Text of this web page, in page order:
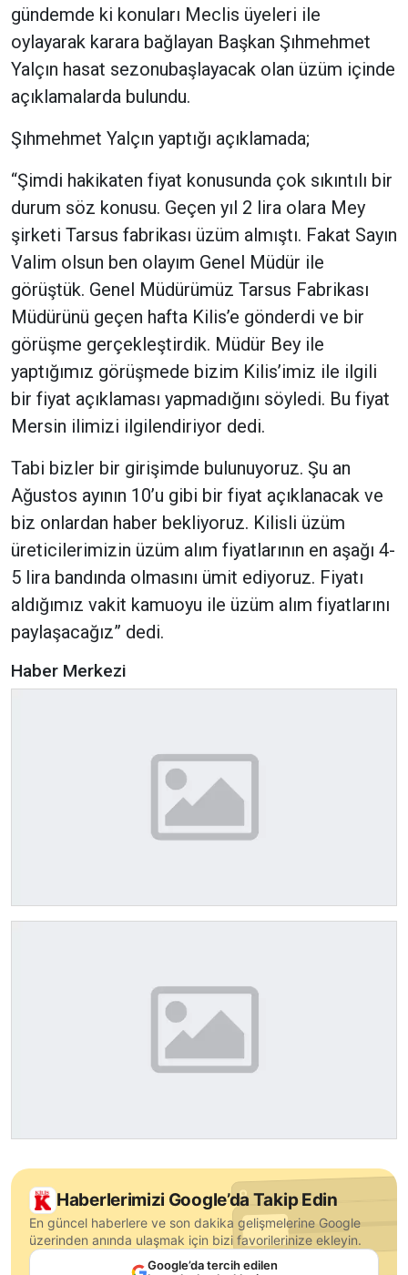
gündemde ki konuları Meclis üyeleri ile
oylayarak karara bağlayan Başkan Şıhmehmet
Yalçın hasat sezonubaşlayacak olan üzüm içinde
açıklamalarda bulundu.
Şıhmehmet Yalçın yaptığı açıklamada;
“Şimdi hakikaten fiyat konusunda çok sıkıntılı bir
durum söz konusu. Geçen yıl 2 lira olara Mey
şirketi Tarsus fabrikası üzüm almıştı. Fakat Sayın
Valim olsun ben olayım Genel Müdür ile
görüştük. Genel Müdürümüz Tarsus Fabrikası
Müdürünü geçen hafta Kilis’e gönderdi ve bir
görüşme gerçekleştirdik. Müdür Bey ile
yaptığımız görüşmede bizim Kilis’imiz ile ilgili
bir fiyat açıklaması yapmadığını söyledi. Bu fiyat
Mersin ilimizi ilgilendiriyor dedi.
Tabi bizler bir girişimde bulunuyoruz. Şu an
Ağustos ayının 10’u gibi bir fiyat açıklanacak ve
biz onlardan haber bekliyoruz. Kilisli üzüm
üreticilerimizin üzüm alım fiyatlarının en aşağı 4-
5 lira bandında olmasını ümit ediyoruz. Fiyatı
aldığımız vakit kamuoyu ile üzüm alım fiyatlarını
paylaşacağız” dedi.
Haber Merkezi
Haberlerimizi Google’da Takip Edin
En güncel haberlere ve son dakika gelişmelerine Google
üzerinden anında ulaşmak için bizi favorilerinize ekleyin.
Google’da tercih edilen